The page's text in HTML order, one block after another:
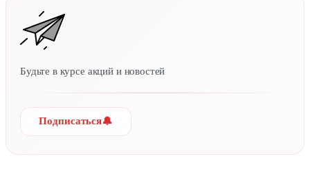
Будьте в курсе акций и новостей
Подписаться🔔